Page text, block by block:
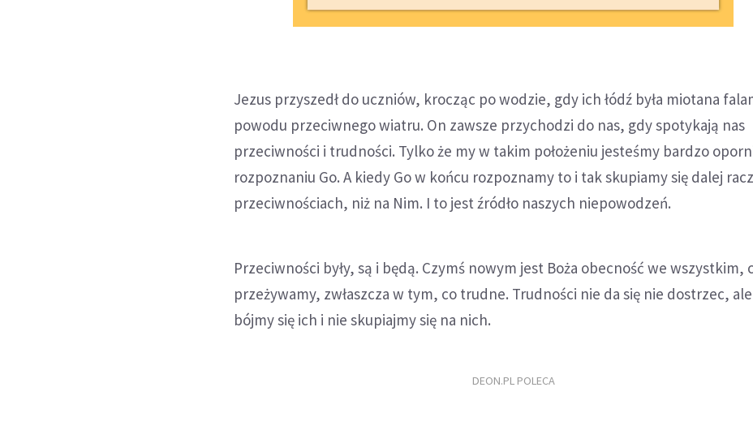
Jezus przyszedł do uczniów, krocząc po wodzie, gdy ich łódź była miotana
powodu przeciwnego wiatru. On zawsze przychodzi do nas, gdy spotykają nas
przeciwności i trudności. Tylko że my w takim położeniu jesteśmy bardzo
rozpoznaniu Go. A kiedy Go w końcu rozpoznamy to i tak skupiamy się dalej
przeciwnościach, niż na Nim. I to jest źródło naszych niepowodzeń.
Przeciwności były, są i będą. Czymś nowym jest Boża obecność we wszystkim,
przeżywamy, zwłaszcza w tym, co trudne. Trudności nie da się nie dostrzec,
bójmy się ich i nie skupiajmy się na nich.
DEON.PL POLECA